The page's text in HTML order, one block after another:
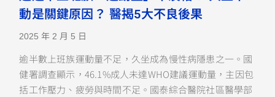
動是關鍵原因？ 醫揭5大不良後果
2025 年 2 月 5 日
逾半數上班族運動量不足，久坐成為慢性病隱患之一。國
健署調查顯示，46.1%成人未達WHO建議運動量，主因包
括工作壓力、疲勞與時間不足。國泰綜合醫院社區醫學部